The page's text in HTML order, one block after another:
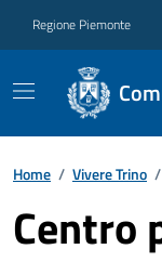
Regione Piemonte
Home / Vivere Trino /
Centro